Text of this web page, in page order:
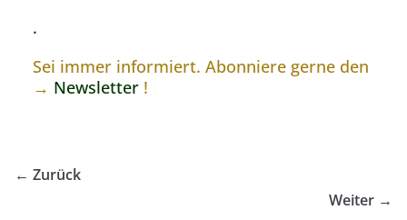
.
Sei immer informiert. Abonniere gerne den
→ Newsletter !
← Zurück
Weiter →